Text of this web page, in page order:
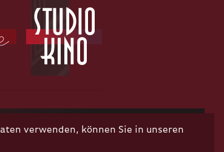
verwenden, können Sie in unseren